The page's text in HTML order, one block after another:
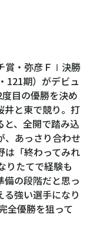
賞・弥彦ＦⅠ決勝
121期）がデビュ
目の優勝を決め
井と東で競り。打
、全開で踏み込
、あっさり合わせ
は「終わってみれ
りたてで経験も
の段階だと思っ
強い選手になり
全優勝を狙って